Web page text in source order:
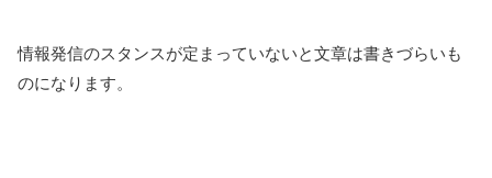
情報発信のスタンスが定まっていないと文章は書きづらいも
のになります。